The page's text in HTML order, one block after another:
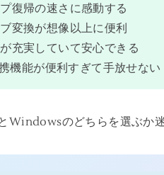
復帰の速さに感動する
変換が想像以上に便利
充実していて安心できる
機能が便利すぎて手放せない
Windowsのどちらを選ぶか